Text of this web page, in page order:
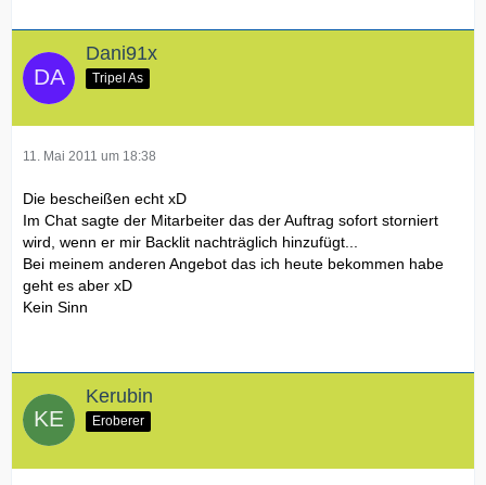
Dani91x
Tripel As
11. Mai 2011 um 18:38
Die bescheißen echt xD
Im Chat sagte der Mitarbeiter das der Auftrag sofort storniert
wird, wenn er mir Backlit nachträglich hinzufügt...
Bei meinem anderen Angebot das ich heute bekommen habe
geht es aber xD
Kein Sinn
Kerubin
Eroberer